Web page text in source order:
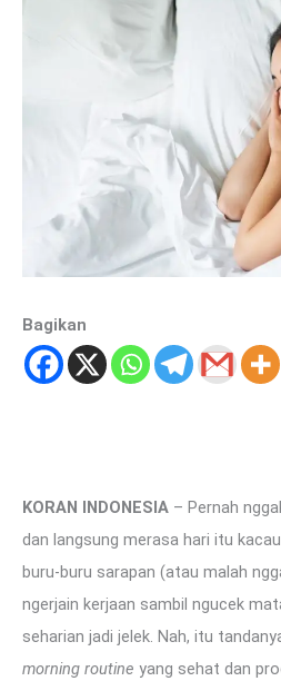
Bagikan
KORAN INDONESIA – Pernah
dan langsung merasa hari itu
buru-buru sarapan (atau malah
ngerjain kerjaan sambil ngucek
seharian jadi jelek. Nah, itu
morning routine yang sehat dan